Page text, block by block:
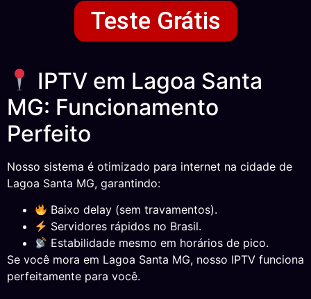
Teste Grátis
IPTV em Lagoa Santa
MG: Funcionamento
Perfeito
Nosso sistema é otimizado para internet na cidade de
Lagoa Santa MG, garantindo:
Baixo delay (sem travamentos).
Servidores rápidos no Brasil.
Estabilidade mesmo em horários de pico.
Se você mora em Lagoa Santa MG, nosso IPTV funciona
perfeitamente para você.